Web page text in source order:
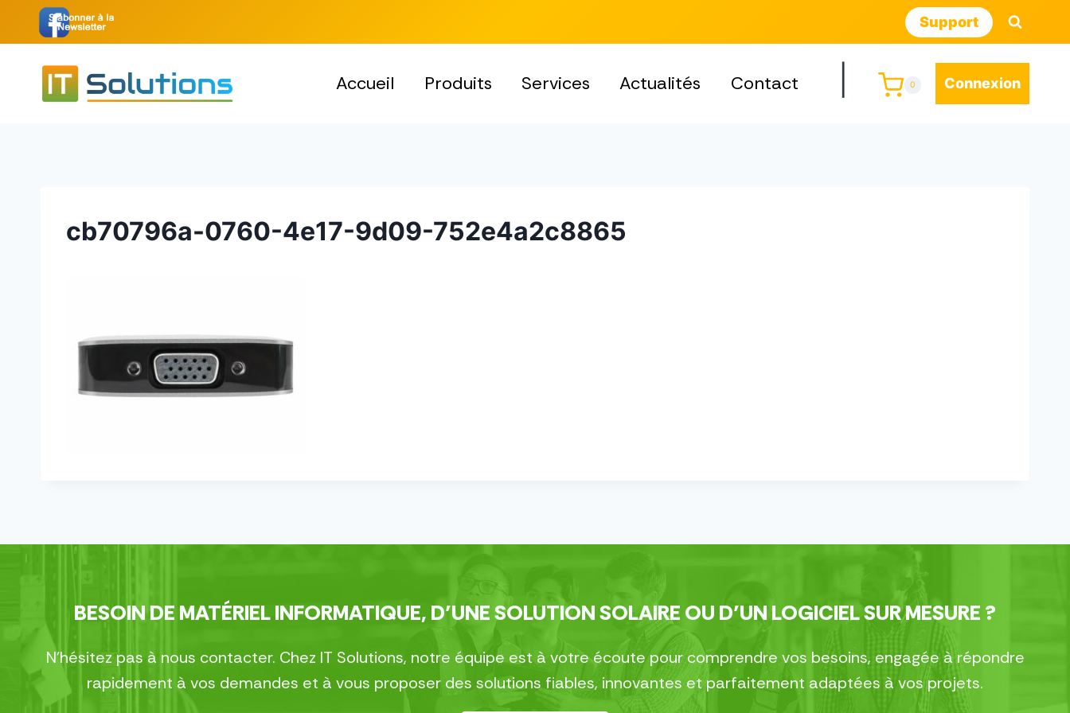
Support
Accueil Produits Services Actualités Contact 0 Connexion
cb70796a-0760-4e17-9d09-752e4a2c8865
BESOIN DE MATÉRIEL INFORMATIQUE, D’UNE SOLUTION SOLAIRE OU D’UN LOGICIEL SUR MESURE ?
N’hésitez pas à nous contacter. Chez IT Solutions, notre équipe est à votre écoute pour comprendre vos besoins, engagée à répondre
rapidement à vos demandes et à vous proposer des solutions fiables, innovantes et parfaitement adaptées à vos projets.